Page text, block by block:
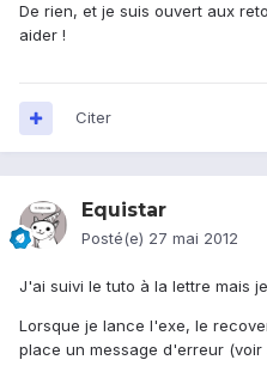
De rien, et je suis ouvert aux
aider !
Citer
Equistar
Posté(e) 27 mai 2012
J'ai suivi le tuto à la lettre mais
Lorsque je lance l'exe, le
place un message d'erreur (voir